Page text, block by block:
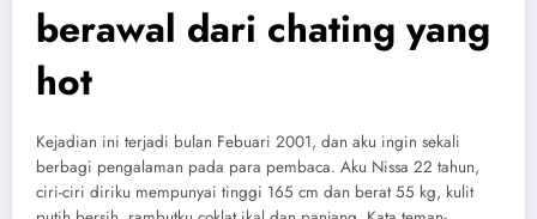
berawal dari chating yang
hot
Kejadian ini terjadi bulan Febuari 2001, dan aku ingin sekali
berbagi pengalaman pada para pembaca. Aku Nissa 22 tahun,
ciri-ciri diriku mempunyai tinggi 165 cm dan berat 55 kg, kulit